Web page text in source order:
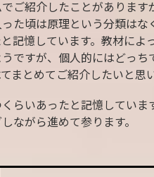
ご紹介したことがあります
た頃は原理という分類は
記憶しています。教材に
ですが、個人的にはどっ
まとめてご紹介したいと思い
らいあったと記憶してい
ながら進めて参ります。